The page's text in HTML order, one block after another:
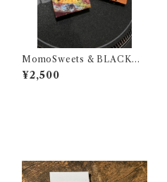
MomoSweets & BLACKM
UFFIN LOVERS (SIDE M&
N) Selected & Mixed by DJ
¥2,500